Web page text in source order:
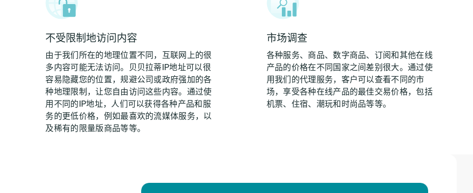
不受限制地访问内容
由于我们所在的地理位置不同，互联网上的很
多内容可能无法访问。贝贝拉蒂IP地址可以很
容易隐藏您的位置，规避公司或政府强加的各
种地理限制，让您自由访问这些内容。通过使
用不同的IP地址，人们可以获得各种产品和服
务的更低价格，例如最喜欢的流媒体服务，以
及稀有的限量版商品等等。
市场调查
各种服务、商品、数字商品、订阅和其他在线
产品的价格在不同国家之间差别很大。通过使
用我们的代理服务，客户可以查看不同的市
场，享受各种在线产品的最佳交易价格，包括
机票、住宿、潮玩和时尚品等等。